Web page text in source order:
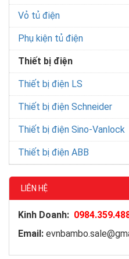
Vỏ tủ điện
Phụ kiện tủ điện
Thiết bị điện
Thiết bị điện LS
Thiết bị điện Schneider
Thiết bị điện Sino-Vanlock
Thiết bị điện ABB
LIÊN HỆ
Kinh Doanh:
Email: